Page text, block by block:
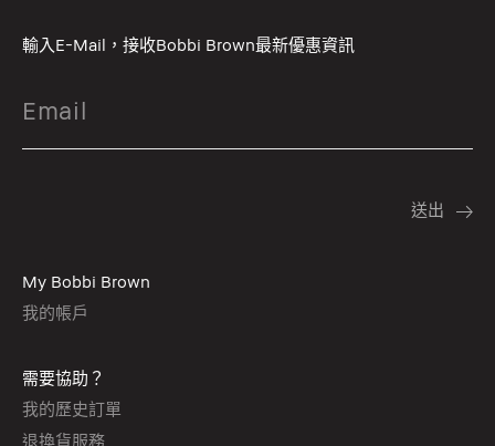
輸入E-Mail，接收Bobbi Brown最新優惠資訊
My Bobbi Brown
我的帳戶
需要協助？
我的歷史訂單
退換貨服務